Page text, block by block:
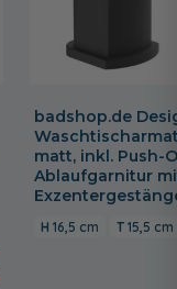
badshop.de
matt, inkl. Push-
Ablaufgarnitur
16,5 cm 15,5 cm